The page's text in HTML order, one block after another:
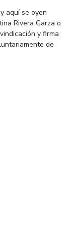
aquí se oyen
Rivera Garza o
y firma
de